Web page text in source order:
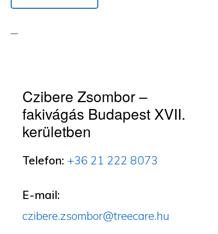
Czibere Zsombor –
fakivágás Budapest XVII.
kerületben
Telefon: +36 21 222 8073
E-mail:
czibere.zsombor@treecare.hu